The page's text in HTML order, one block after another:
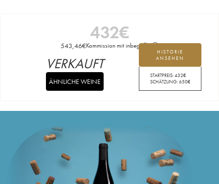
432€
543,46€Kommission mit inbegriffen
HISTORIE
ANSEHEN
STARTPREIS:432€
SCHÄTZUNG:650€
VERKAUFT
ÄHNLICHE WEINE